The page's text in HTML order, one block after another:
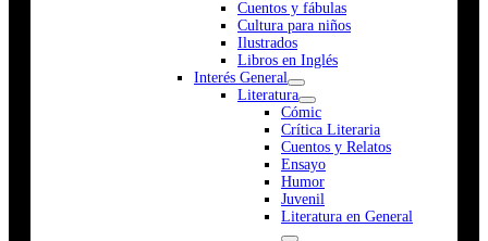
Cuentos y fábulas
Cultura para niños
Ilustrados
Libros en Inglés
Interés General
Literatura
Cómic
Crítica Literaria
Cuentos y Relatos
Ensayo
Humor
Juvenil
Literatura en General